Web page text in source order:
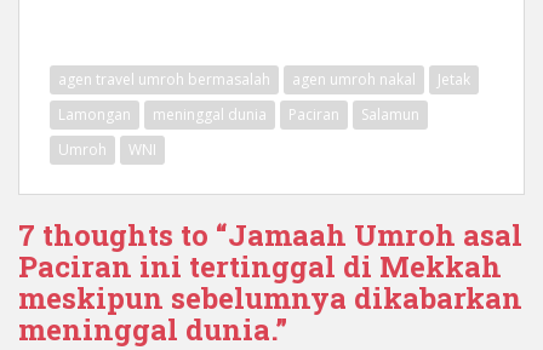
agen travel umroh bermasalah agen umroh nakal
Jetak
Lamongan
meninggal dunia Paciran
Salamun
Umroh
WNI
7 thoughts to “Jamaah Umroh asal
Paciran ini tertinggal di Mekkah
meskipun sebelumnya dikabarkan
meninggal dunia.”